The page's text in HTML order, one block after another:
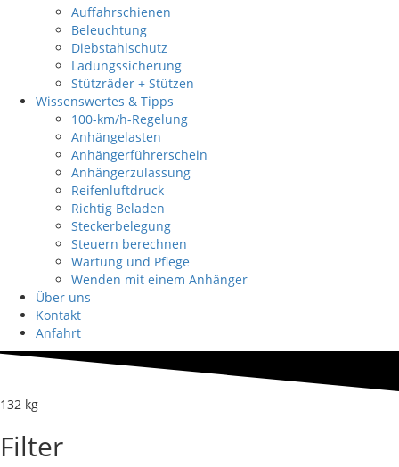
Auffahrschienen
Beleuchtung
Diebstahlschutz
Ladungssicherung
Stützräder + Stützen
Wissenswertes & Tipps
100-km/h-Regelung
Anhängelasten
Anhängerführerschein
Anhängerzulassung
Reifenluftdruck
Richtig Beladen
Steckerbelegung
Steuern berechnen
Wartung und Pflege
Wenden mit einem Anhänger
Über uns
Kontakt
Anfahrt
132 kg
Filter